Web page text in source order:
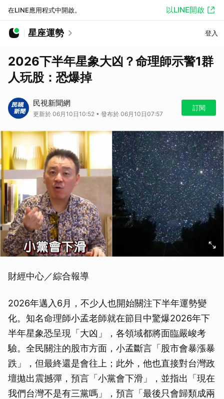
在LINE應用程式中開啟。 以LINE開啟
星座運勢 登入
2026下半年星象大凶？命理師示警1群
人玩股：恐爆掉
民視新聞網
更新於 06月10日10:52 • 發布於 06月10日07:57
訂閱
財經中心／綜合報導
2026年邁入6月，不少人也開始關注下半年運勢變
化。知名命理師小孟老師就在節目中驚爆2026年下
半年星象恐呈現「大凶」，各領域都將面臨嚴峻考
驗。全民關注的股市方面，小孟斷言「股市會暴漲暴
跌」，但最終還是會往上；此外，他也直接對台灣政
壇拋出震撼彈，預言「小黨會下滑」，並指出「現在
我們台灣不是有三黨嗎」，預言「最後只會歸類成兩